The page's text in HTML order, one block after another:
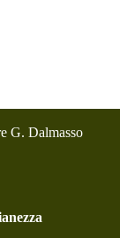
G. Dalmasso